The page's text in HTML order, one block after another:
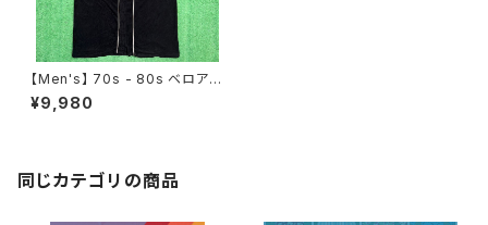
【Men's】 70s - 80s ベロア調
半袖 ガウン / 70年代 80年代
古着 ローブ シャツ ロング丈 メ
¥9,980
同じカテゴリの商品